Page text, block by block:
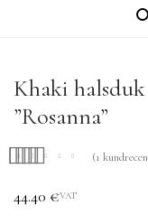
Khaki
”Rosanna”
av 5 baserat på
(1
44.40 €VAT